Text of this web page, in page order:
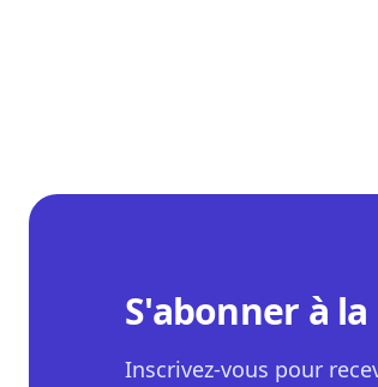
S'abonner à
Inscrivez-vous pour